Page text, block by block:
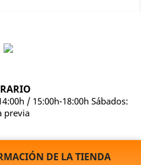
/ 15:00h-18:00h Sábados:
previa
DE LA TIENDA